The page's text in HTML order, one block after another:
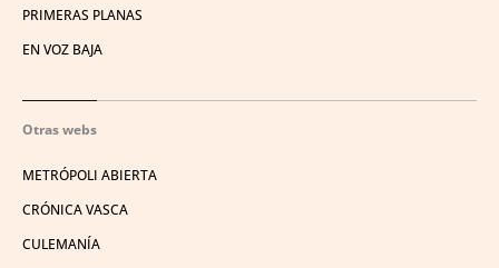
PRIMERAS PLANAS
EN VOZ BAJA
Otras webs
METRÓPOLI ABIERTA
CRÓNICA VASCA
CULEMANÍA